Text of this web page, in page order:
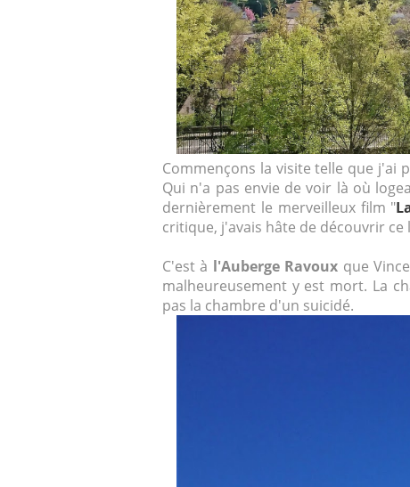
Commençons la visite telle que j'ai
Qui n'a pas envie de voir là où
dernièrement le merveilleux film "
critique, j'avais hâte de découvrir ce
C'est à l'Auberge Ravoux que
malheureusement y est mort. La
pas la chambre d'un suicidé.